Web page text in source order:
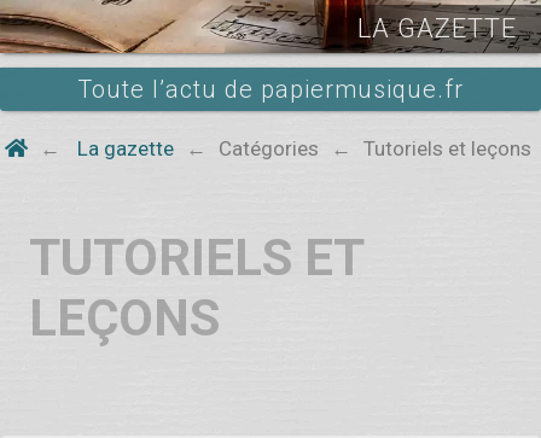
LA GAZETTE
Toute l’actu de papiermusique.fr
La gazette Catégories Tutoriels et leçons
Tutoriels et
leçons